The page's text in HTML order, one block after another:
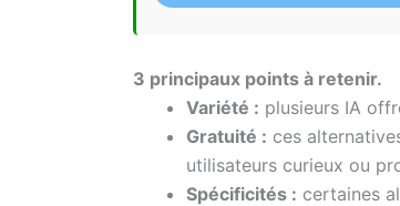
3 principaux points à retenir.
Variété : plusieurs IA
Gratuité : ces
utilisateurs curieux ou
Spécificités : certaines